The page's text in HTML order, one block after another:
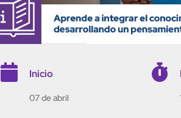
 Inicio
07 de abril
